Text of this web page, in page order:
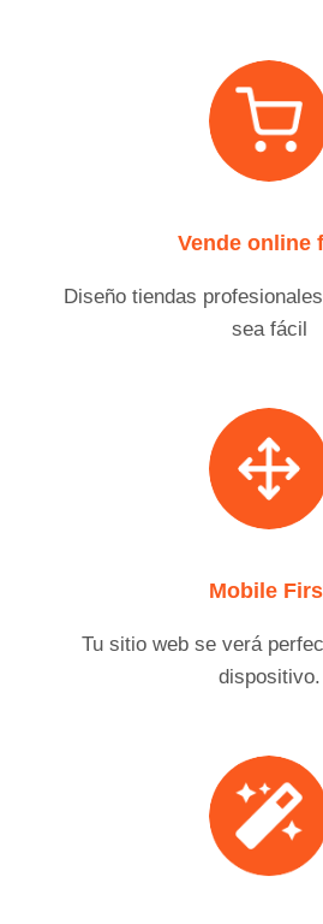
Vende online
Diseño tiendas
sea fácil
Mobile
Tu sitio web se verá
dispositivo.